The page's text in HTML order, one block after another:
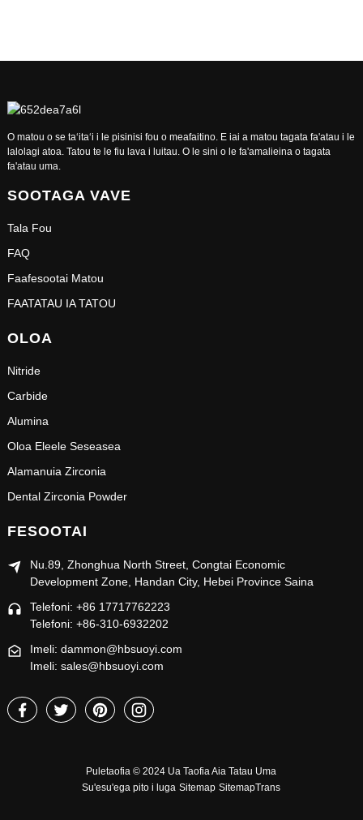
O matou o se taʻitaʻi i le pisinisi fou o meafaitino. E iai a matou tagata fa'atau i le
lalolagi atoa. Tatou te le fiu lava i luitau. O le sini o le fa'amalieina o tagata
fa'atau uma.
SOOTAGA VAVE
Tala Fou
FAQ
Faafesootai Matou
FAATATAU IA TATOU
OLOA
Nitride
Carbide
Alumina
Oloa Eleele Seseasea
Alamanuia Zirconia
Dental Zirconia Powder
FESOOTAI
Nu.89, Zhonghua North Street, Congtai Economic
Development Zone, Handan City, Hebei Province Saina
Telefoni: +86 17717762223
Telefoni: +86-310-6932202
Imeli: dammon@hbsuoyi.com
Imeli: sales@hbsuoyi.com
Puletaofia © 2024 Ua Taofia Aia Tatau Uma
Su'esu'ega pito i luga Sitemap SitemapTrans